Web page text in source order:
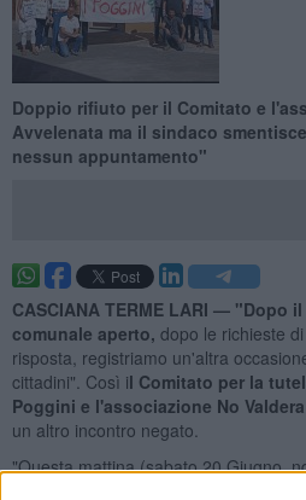
Doppio rifiuto per il Comitato e
Avvelenata ma il sindaco
nessun appuntamento"
CASCIANA TERME LARI — "Dopo
comunale aperto, dopo le richieste
risposta, registriamo un'altra
cittadini". Così il Comitato per la
Poggini e l'associazione No
un altro incontro negato.
"Questa mattina (sabato 20 Giugno,